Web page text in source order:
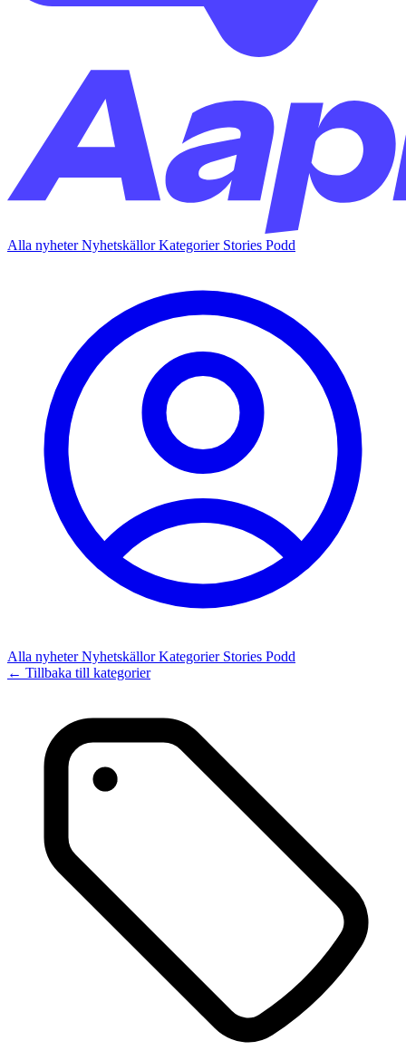
Alla nyheterNyhetskällorKategorier Stories Podd
Alla nyheterNyhetskällorKategorier Stories Podd
← Tillbaka till kategorier